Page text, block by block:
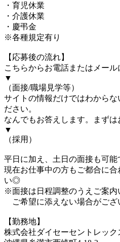
・育児休業
・介護休業
・慶弔金
※各種規定有り
【応募後の流れ】
こちらからお電話またはメール
▼
（面接/職場見学等）
サイトの情報だけではわからな
ださい。
なんでもお答えします。まずは
▼
（採用）
平日に加え、土日の面接も可能
現在お仕事中の方もご都合に
い◎
※面接は日程調整のうえご案内
ご希望に添えない場合がござ
【勤務地】
株式会社ダイセーセントレッ